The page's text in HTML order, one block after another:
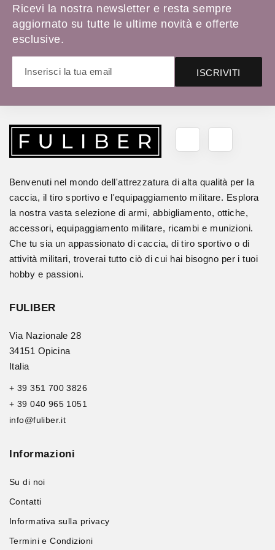
Ricevi la nostra newsletter e resta sempre
aggiornato su tutte le ultime novità e offerte
esclusive.
ISCRIVITI
Benvenuti nel mondo dell'attrezzatura di alta qualità per la
caccia, il tiro sportivo e l'equipaggiamento militare. Esplora
la nostra vasta selezione di armi, abbigliamento, ottiche,
accessori, equipaggiamento militare, ricambi e munizioni.
Che tu sia un appassionato di caccia, di tiro sportivo o di
attività militari, troverai tutto ciò di cui hai bisogno per i tuoi
hobby e passioni.
FULIBER
Via Nazionale 28
34151 Opicina
Italia
+ 39 351 700 3826
+ 39 040 965 1051
info@fuliber.it
Informazioni
Su di noi
Contatti
Informativa sulla privacy
Termini e Condizioni